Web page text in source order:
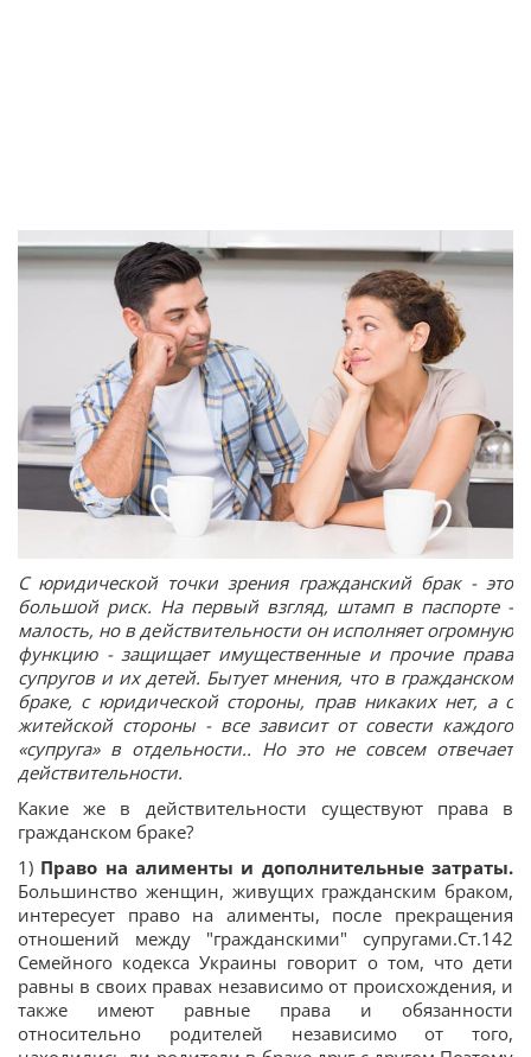
С юридической точки зрения гражданский брак - это
большой риск. На первый взгляд, штамп в паспорте -
малость, но в действительности он исполняет огромную
функцию - защищает имущественные и прочие права
супругов и их детей. Бытует мнения, что в гражданском
браке, с юридической стороны, прав никаких нет, а с
житейской стороны - все зависит от совести каждого
«супруга» в отдельности.. Но это не совсем отвечает
действительности.
Какие же в действительности существуют права в
гражданском браке?
1) Право на алименты и дополнительные затраты.
Большинство женщин, живущих гражданским браком,
интересует право на алименты, после прекращения
отношений между "гражданскими" супругами.Ст.142
Семейного кодекса Украины говорит о том, что дети
равны в своих правах независимо от происхождения, и
также имеют равные права и обязанности
относительно родителей независимо от того,